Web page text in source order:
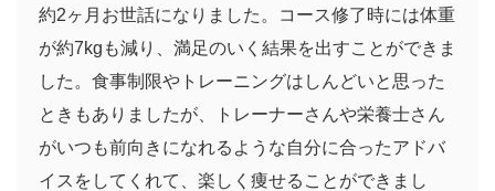
約2ヶ月お世話になりました。コース修了時には体重
が約7kgも減り、満足のいく結果を出すことができま
した。食事制限やトレーニングはしんどいと思った
ときもありましたが、トレーナーさんや栄養士さん
がいつも前向きになれるような自分に合ったアドバ
イスをしてくれて、楽しく痩せることができまし